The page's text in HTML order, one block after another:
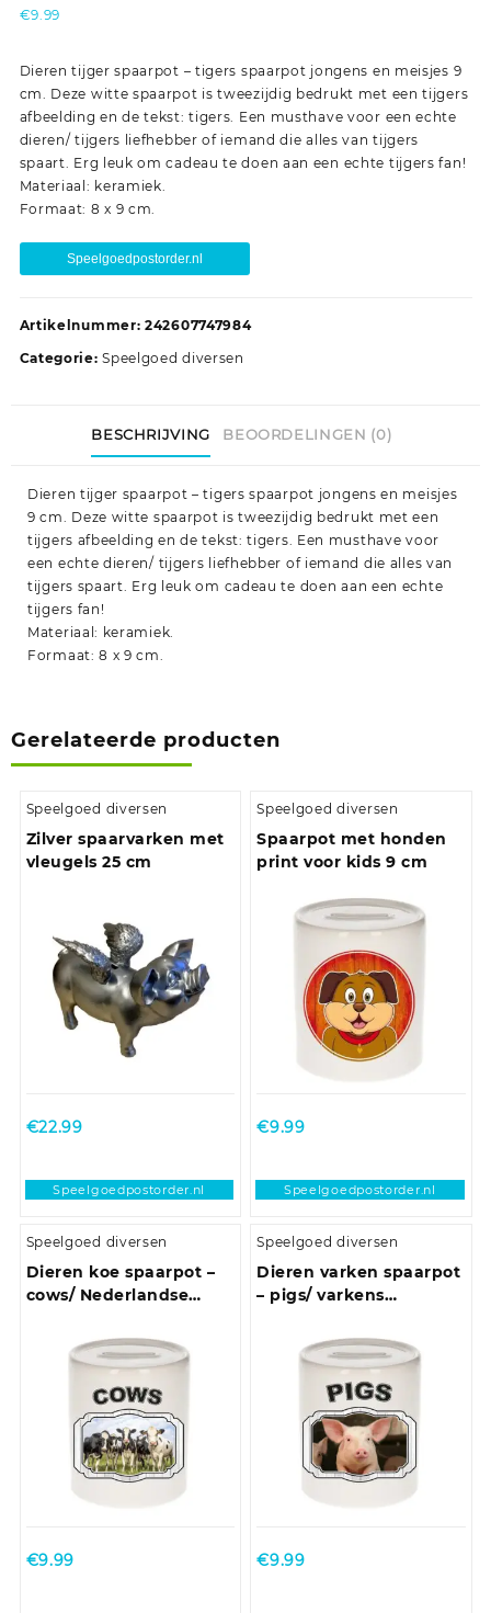
€9.99
Dieren tijger spaarpot – tigers spaarpot jongens en meisjes 9
cm. Deze witte spaarpot is tweezijdig bedrukt met een tijgers
afbeelding en de tekst: tigers. Een musthave voor een echte
dieren/ tijgers liefhebber of iemand die alles van tijgers
spaart. Erg leuk om cadeau te doen aan een echte tijgers fan!
Materiaal: keramiek.
Formaat: 8 x 9 cm.
Speelgoedpostorder.nl
Artikelnummer: 242607747984
Categorie:Speelgoed diversen
BESCHRIJVING BEOORDELINGEN (0)
Dieren tijger spaarpot – tigers spaarpot jongens en meisjes
9 cm. Deze witte spaarpot is tweezijdig bedrukt met een
tijgers afbeelding en de tekst: tigers. Een musthave voor
een echte dieren/ tijgers liefhebber of iemand die alles van
tijgers spaart. Erg leuk om cadeau te doen aan een echte
tijgers fan!
Materiaal: keramiek.
Formaat: 8 x 9 cm.
Gerelateerde producten
Speelgoed diversen
Zilver spaarvarken met
vleugels 25 cm
€22.99
Speelgoedpostorder.nl
Speelgoed diversen
Spaarpot met honden
print voor kids 9 cm
€9.99
Speelgoedpostorder.nl
Speelgoed diversen
Dieren koe spaarpot –
cows/ Nederlandse
kinderen 9 cm
€9.99
Speelgoed diversen
Dieren varken spaarpot
– pigs/ varkens
€9.99